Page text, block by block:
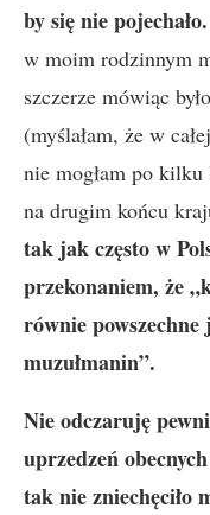
by się nie pojechało.
w moim rodzinnym
szczerze mówiąc
(myślałam, że w
nie mogłam po
na drugim końcu
tak jak często w
przekonaniem, że
równie
muzułmanin”.
Nie odczaruję
uprzedzeń
tak nie zniechęciło